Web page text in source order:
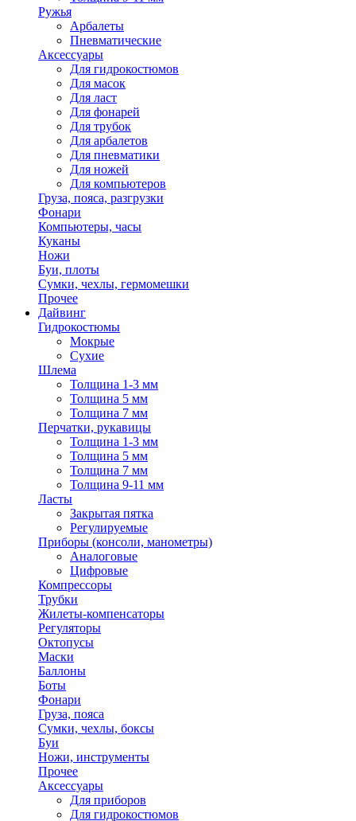
Ружья
Арбалеты
Пневматические
Аксессуары
Для гидрокостюмов
Для масок
Для ласт
Для фонарей
Для трубок
Для арбалетов
Для пневматики
Для ножей
Для компьютеров
Груза, пояса, разгрузки
Фонари
Компьютеры, часы
Куканы
Ножи
Буи, плоты
Сумки, чехлы, гермомешки
Прочее
Дайвинг
Гидрокостюмы
Мокрые
Сухие
Шлема
Толщина 1-3 мм
Толщина 5 мм
Толщина 7 мм
Перчатки, рукавицы
Толщина 1-3 мм
Толщина 5 мм
Толщина 7 мм
Толщина 9-11 мм
Ласты
Закрытая пятка
Регулируемые
Приборы (консоли, манометры)
Аналоговые
Цифровые
Компрессоры
Трубки
Жилеты-компенсаторы
Регуляторы
Октопусы
Маски
Баллоны
Боты
Фонари
Груза, пояса
Сумки, чехлы, боксы
Буи
Ножи, инструменты
Прочее
Аксессуары
Для приборов
Для гидрокостюмов